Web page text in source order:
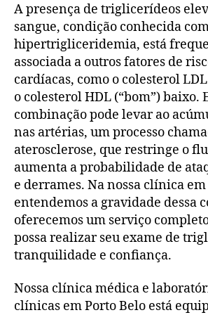
A presença de triglicerídeos
sangue, condição conhecida
hipertrigliceridemia, está
associada a outros fatores de
cardíacas, como o colesterol
o colesterol HDL (“bom”) baixo.
combinação pode levar ao
nas artérias, um processo
aterosclerose, que restringe o
aumenta a probabilidade de
e derrames. Na nossa clínica
entendemos a gravidade dessa
oferecemos um serviço
possa realizar seu exame de
tranquilidade e confiança.
Nossa clínica médica e
clínicas em Porto Belo está